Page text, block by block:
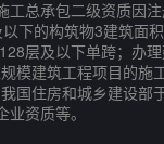
总承包二级资质因
下的构筑物3建筑面
层及以下单跨；办
模建筑工程项目的施
国住房和城乡建设部
资质等。